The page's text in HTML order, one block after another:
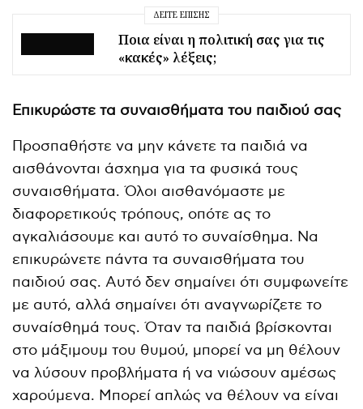
ΔΕΊΤΕ ΕΠΊΣΗΣ
Ποια είναι η πολιτική σας για τις
«κακές» λέξεις;
Επικυρώστε τα συναισθήματα του παιδιού σας
Προσπαθήστε να μην κάνετε τα παιδιά να
αισθάνονται άσχημα για τα φυσικά τους
συναισθήματα. Όλοι αισθανόμαστε με
διαφορετικούς τρόπους, οπότε ας το
αγκαλιάσουμε και αυτό το συναίσθημα. Να
επικυρώνετε πάντα τα συναισθήματα του
παιδιού σας. Αυτό δεν σημαίνει ότι συμφωνείτε
με αυτό, αλλά σημαίνει ότι αναγνωρίζετε το
συναίσθημά τους. Όταν τα παιδιά βρίσκονται
στο μάξιμουμ του θυμού, μπορεί να μη θέλουν
να λύσουν προβλήματα ή να νιώσουν αμέσως
χαρούμενα. Μπορεί απλώς να θέλουν να είναι